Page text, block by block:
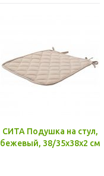
СИТА Подушка на стул,
бежевый, 38/35x38x2 см